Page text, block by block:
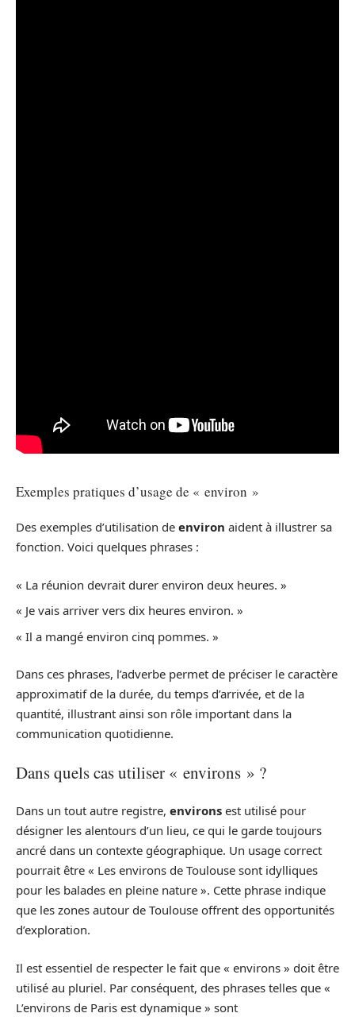
Exemples pratiques d’usage de « environ »
Des exemples d’utilisation de environ aident à illustrer sa
fonction. Voici quelques phrases :
« La réunion devrait durer environ deux heures. »
« Je vais arriver vers dix heures environ. »
« Il a mangé environ cinq pommes. »
Dans ces phrases, l’adverbe permet de préciser le caractère
approximatif de la durée, du temps d’arrivée, et de la
quantité, illustrant ainsi son rôle important dans la
communication quotidienne.
Dans quels cas utiliser « environs » ?
Dans un tout autre registre, environs est utilisé pour
désigner les alentours d’un lieu, ce qui le garde toujours
ancré dans un contexte géographique. Un usage correct
pourrait être « Les environs de Toulouse sont idylliques
pour les balades en pleine nature ». Cette phrase indique
que les zones autour de Toulouse offrent des opportunités
d’exploration.
Il est essentiel de respecter le fait que « environs » doit être
utilisé au pluriel. Par conséquent, des phrases telles que «
L’environs de Paris est dynamique » sont